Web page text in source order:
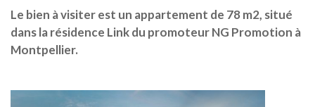
Le bien à visiter est un appartement de 78 m2, situé
dans la résidence Link du promoteur NG Promotion à
Montpellier.